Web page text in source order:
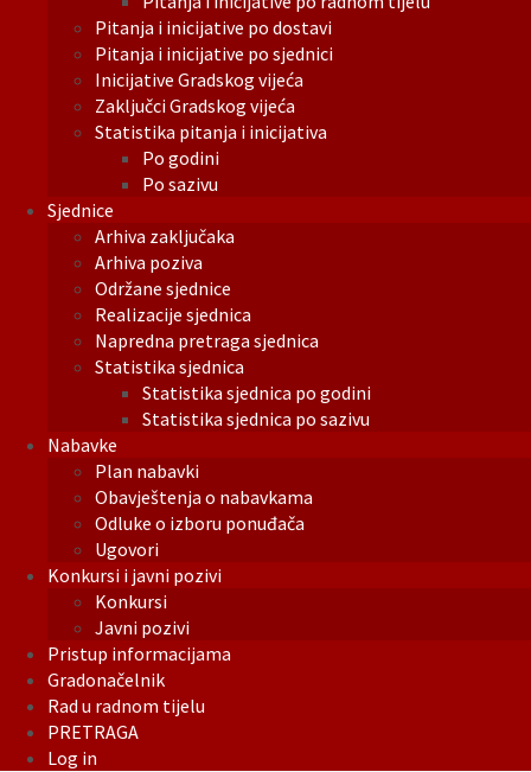
Pitanja i inicijative po dostavi
Pitanja i inicijative po sjednici
Inicijative Gradskog vijeća
Zaključci Gradskog vijeća
Statistika pitanja i inicijativa
Po godini
Po sazivu
Sjednice
Arhiva zaključaka
Arhiva poziva
Održane sjednice
Realizacije sjednica
Napredna pretraga sjednica
Statistika sjednica
Statistika sjednica po godini
Statistika sjednica po sazivu
Nabavke
Plan nabavki
Obavještenja o nabavkama
Odluke o izboru ponuđača
Ugovori
Konkursi i javni pozivi
Konkursi
Javni pozivi
Pristup informacijama
Gradonačelnik
Rad u radnom tijelu
PRETRAGA
Log in